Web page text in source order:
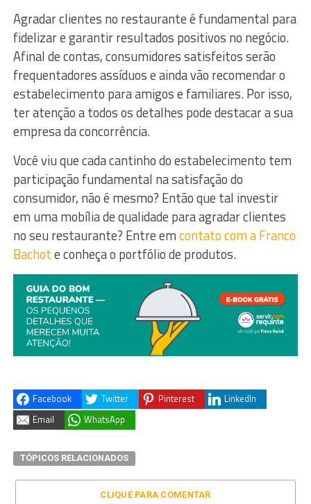
Agradar clientes no restaurante é fundamental para
fidelizar e garantir resultados positivos no negócio.
Afinal de contas, consumidores satisfeitos serão
frequentadores assíduos e ainda vão recomendar o
estabelecimento para amigos e familiares. Por isso,
ter atenção a todos os detalhes pode destacar a sua
empresa da concorrência.
Você viu que cada cantinho do estabelecimento tem
participação fundamental na satisfação do
consumidor, não é mesmo? Então que tal investir
em uma mobília de qualidade para agradar clientes
no seu restaurante? Entre emcontato com a Franco
Bachote conheça o portfólio de produtos.
Facebook Twitter Pinterest
LinkedIn
Email
WhatsApp
TÓPICOS RELACIONADOS
CLIQUE PARA COMENTAR